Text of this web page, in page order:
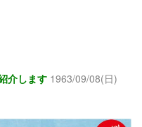
介します 1963/09/08(日)